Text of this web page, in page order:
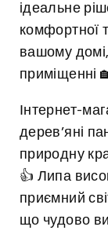
ідеальне
комфортної
вашому
приміщенні
Інтернет-
дерев’яні
природну
👍 Липа
приємний
що чудово